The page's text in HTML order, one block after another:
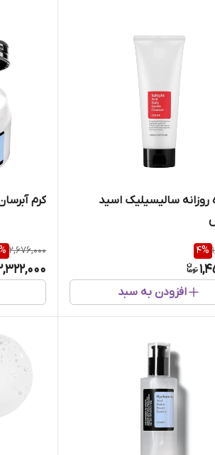
روزانه سالیسیلیک اسید
4%
افزودن به سبد
کرم
2,676,000